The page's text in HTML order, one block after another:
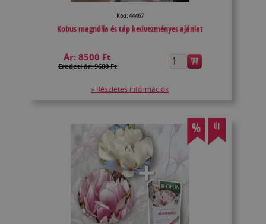
Kód: 44467
Kobus magnólia és táp kedvezményes ajánlat
Ár:8500 Ft
Eredeti ár: 9600 Ft
» Részletes információk
% ÚJ